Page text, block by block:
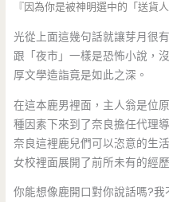
『因為你是被神明選中的「送貨人
光從上面這幾句話就讓芽月很
跟「夜市」一樣是恐怖小說，
厚文學造詣竟是如此之深。
在這本鹿男裡面，主人翁是位
種因素下來到了奈良擔任代理
奈良這裡鹿兒們可以恣意的生
女校裡面展開了前所未有的經歷
你能想像鹿開口對你說話嗎?